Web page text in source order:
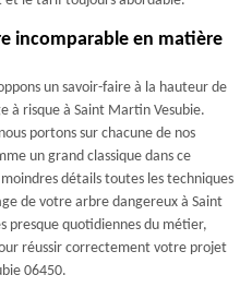
incomparable en matière
un savoir-faire à la hauteur de
à risque à Saint Martin Vesubie.
portons sur chacune de nos
un grand classique dans ce
détails toutes les techniques
de votre arbre dangereux à Saint
presque quotidiennes du métier,
réussir correctement votre projet
06450.